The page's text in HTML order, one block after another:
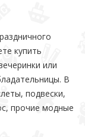
купить
или
В
подвески,
прочие модные